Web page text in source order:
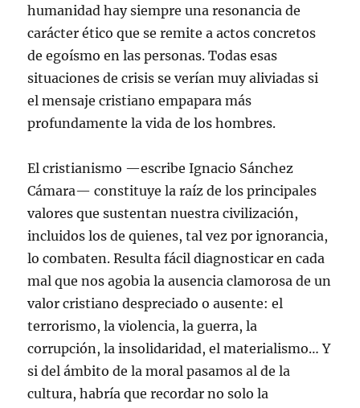
humanidad hay siempre una resonancia de
carácter ético que se remite a actos concretos
de egoísmo en las personas. Todas esas
situaciones de crisis se verían muy aliviadas si
el mensaje cristiano empapara más
profundamente la vida de los hombres.
El cristianismo —escribe Ignacio Sánchez
Cámara— constituye la raíz de los principales
valores que sustentan nuestra civilización,
incluidos los de quienes, tal vez por ignorancia,
lo combaten. Resulta fácil diagnosticar en cada
mal que nos agobia la ausencia clamorosa de un
valor cristiano despreciado o ausente: el
terrorismo, la violencia, la guerra, la
corrupción, la insolidaridad, el materialismo… Y
si del ámbito de la moral pasamos al de la
cultura, habría que recordar no solo la